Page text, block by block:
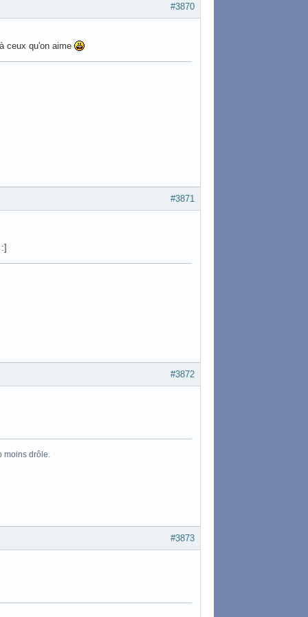
#3870
ceux qu'on aime
#3871
#3872
drôle.
#3873